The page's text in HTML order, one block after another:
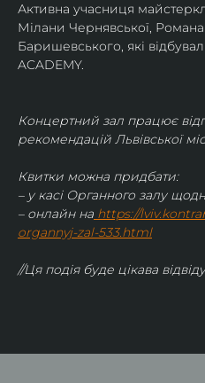
Активна учасниця
Мілани Чернявської,
Баришевського, які
ACADEMY.
Концертний зал працює
рекомендацій Львівської
Квитки можна придбати:
– у касі Органного залу
– онлайн на https://
organnyj-zal-533.html
//Ця подія буде цікава